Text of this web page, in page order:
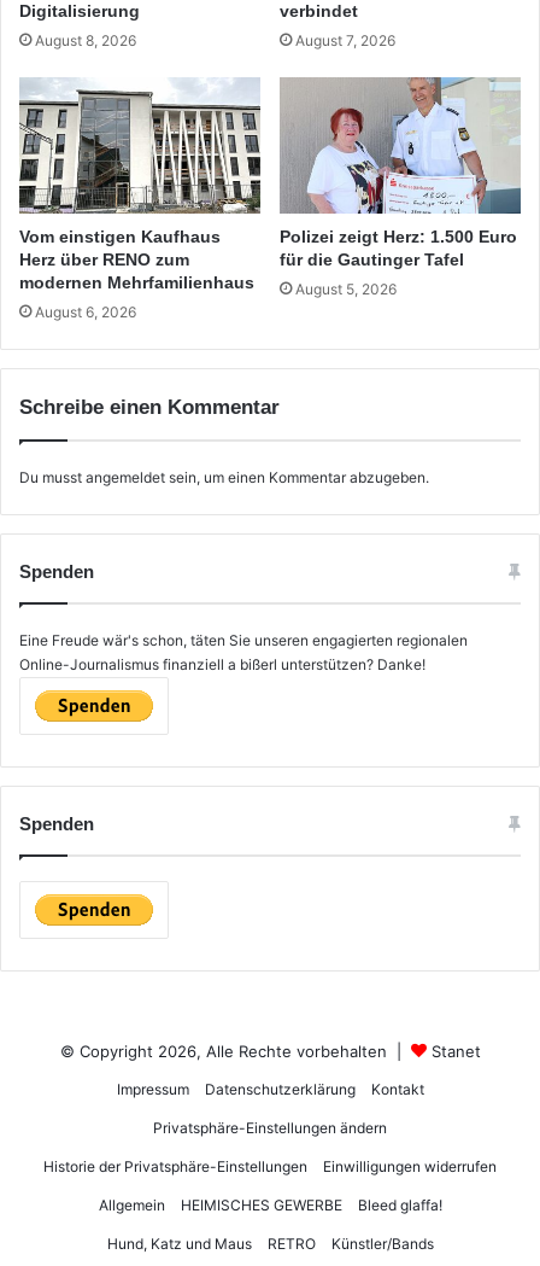
Digitalisierung
August 8, 2026
verbindet
August 7, 2026
Vom einstigen Kaufhaus
Herz über RENO zum
modernen Mehrfamilienhaus
August 6, 2026
Polizei zeigt Herz: 1.500 Euro
für die Gautinger Tafel
August 5, 2026
Schreibe einen Kommentar
Du musst angemeldet sein, um einen Kommentar abzugeben.
Spenden
Eine Freude wär's schon, täten Sie unseren engagierten regionalen
Online-Journalismus finanziell a bißerl unterstützen? Danke!
Spenden
© Copyright 2026, Alle Rechte vorbehalten | Stanet
Impressum Datenschutzerklärung Kontakt
Privatsphäre-Einstellungen ändern
Historie der Privatsphäre-Einstellungen Einwilligungen widerrufen
Allgemein HEIMISCHES GEWERBE Bleed glaffa!
Hund, Katz und Maus RETRO Künstler/Bands